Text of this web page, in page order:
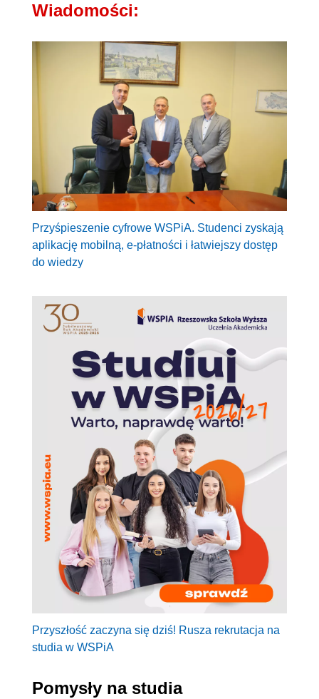
Wiadomości:
Przyśpieszenie cyfrowe WSPiA. Studenci zyskają
aplikację mobilną, e-płatności i łatwiejszy dostęp
do wiedzy
Przyszłość zaczyna się dziś! Rusza rekrutacja na
studia w WSPiA
Pomysły na studia